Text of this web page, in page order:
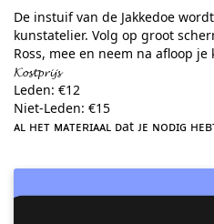
De instuif van de Jakkedoe
kunstatelier. Volg op groot
Ross, mee en neem na afloop
𝓚𝓸𝓼𝓽𝓹𝓻𝓲𝓳𝓼
Leden: €12
Niet-Leden: €15
ᴀʟ ʜᴇᴛ ᴍᴀᴛᴇʀɪᴀᴀʟ ᴅat ᴊᴇ ɴᴏᴅɪɢ